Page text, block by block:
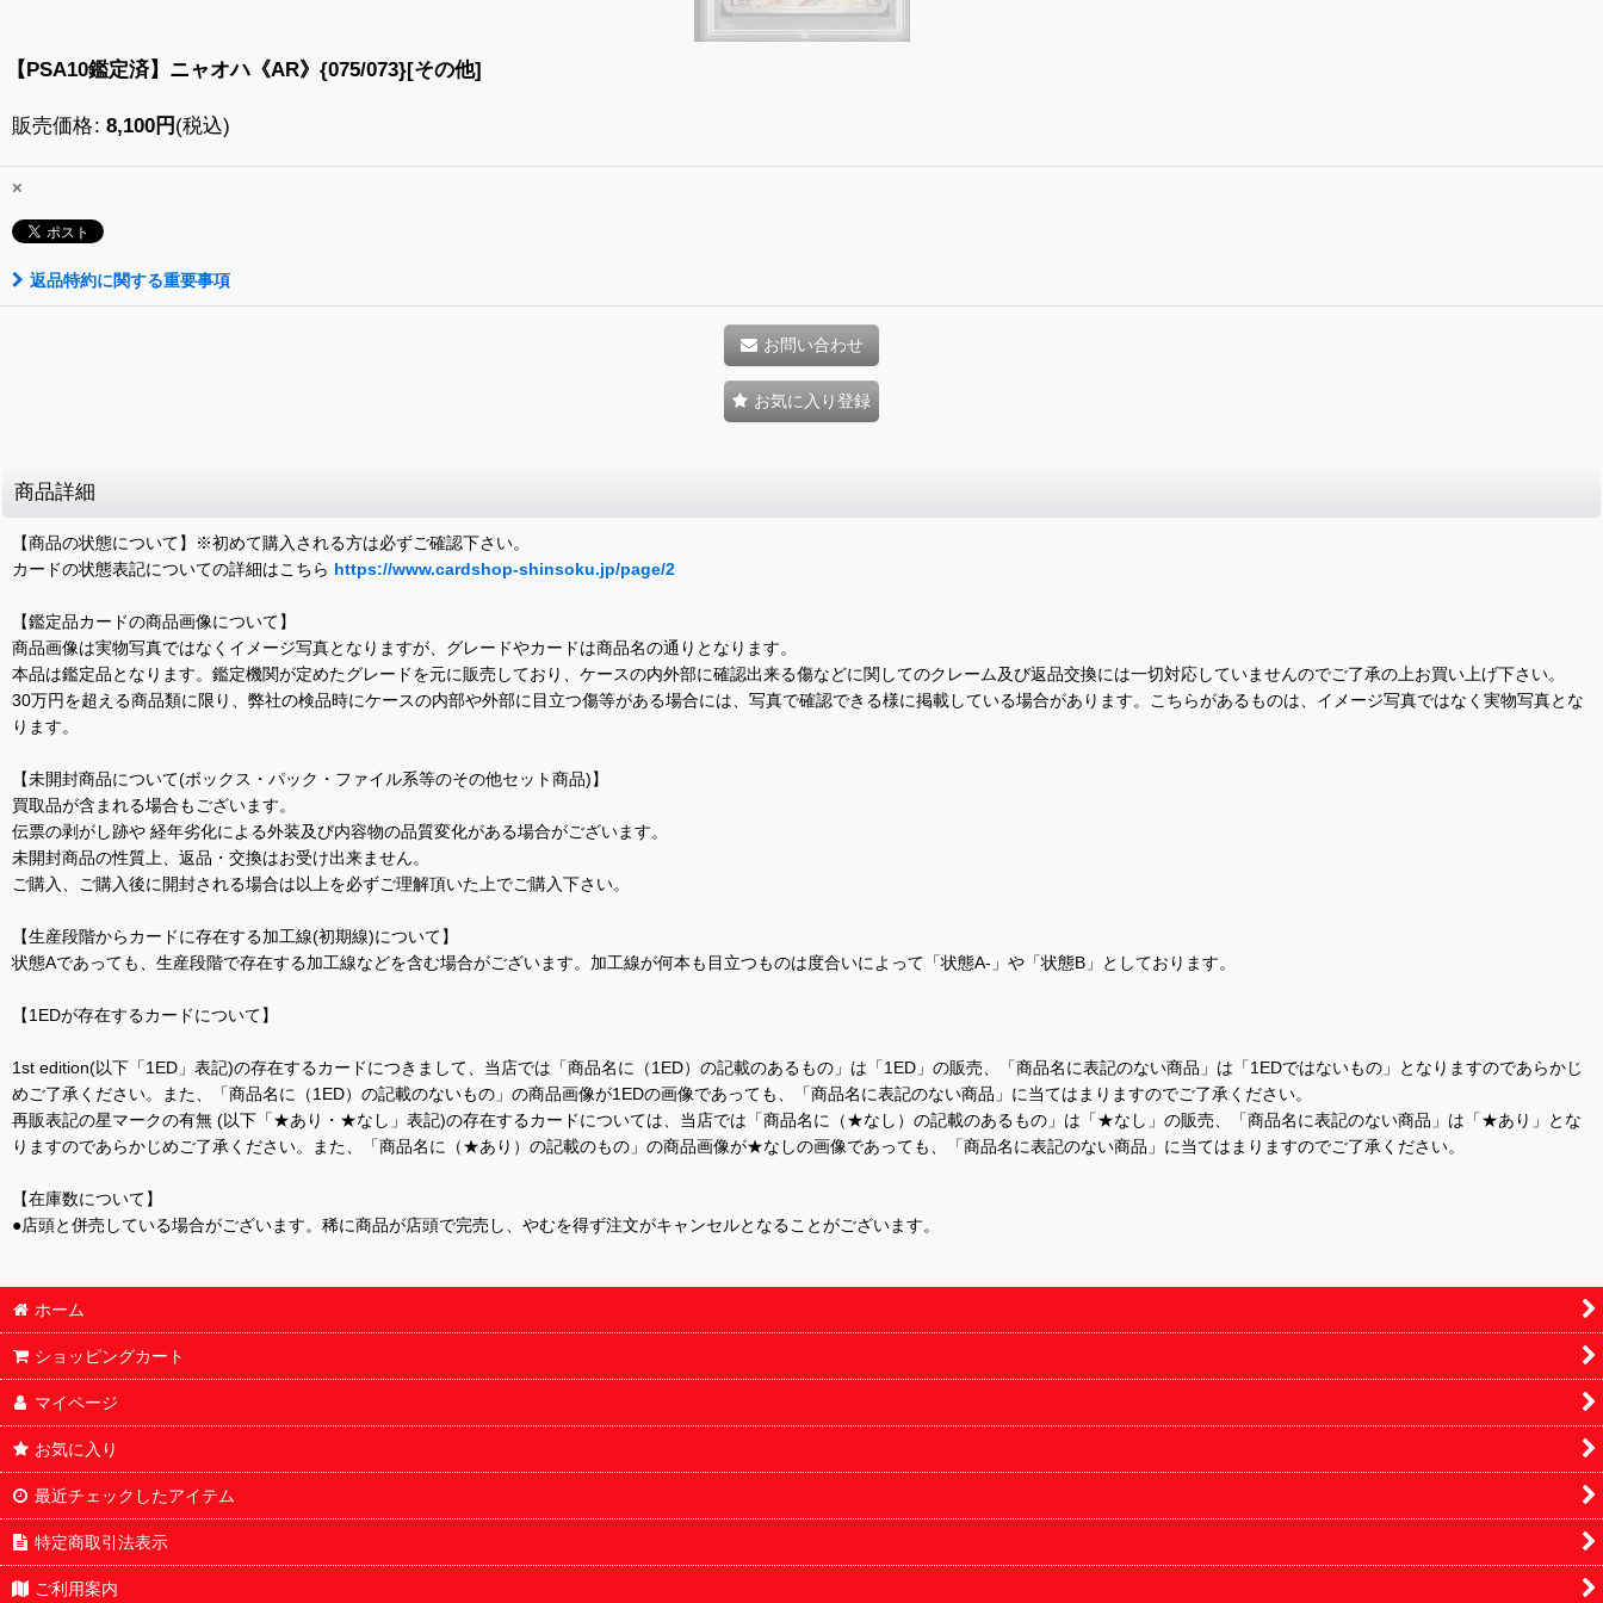
【PSA10鑑定済】ニャオハ《AR》{075/073}[その他]
販売価格: 8,100円 (税込)
×
返品特約に関する重要事項
お問い合わせ
お気に入り登録
商品詳細
【商品の状態について】※初めて購入される方は必ずご確認下さい。
カードの状態表記についての詳細はこちら https://www.cardshop-shinsoku.jp/page/2
【鑑定品カードの商品画像について】
商品画像は実物写真ではなくイメージ写真となりますが、グレードやカードは商品名の通りとなります。
本品は鑑定品となります。鑑定機関が定めたグレードを元に販売しており、ケースの内外部に確認出来る傷などに関してのクレーム及び返品交換には一切対応していませんのでご了承の上お買い上げ下さい。
30万円を超える商品類に限り、弊社の検品時にケースの内部や外部に目立つ傷等がある場合には、写真で確認できる様に掲載している場合があります。こちらがあるものは、イメージ写真ではなく実物写真とな
ります。
【未開封商品について(ボックス・パック・ファイル系等のその他セット商品)】
買取品が含まれる場合もございます。
伝票の剥がし跡や 経年劣化による外装及び内容物の品質変化がある場合がございます。
未開封商品の性質上、返品・交換はお受け出来ません。
ご購入、ご購入後に開封される場合は以上を必ずご理解頂いた上でご購入下さい。
【生産段階からカードに存在する加工線(初期線)について】
状態Aであっても、生産段階で存在する加工線などを含む場合がございます。加工線が何本も目立つものは度合いによって「状態A-」や「状態B」としております。
【1EDが存在するカードについて】
1st edition(以下「1ED」表記)の存在するカードにつきまして、当店では「商品名に（1ED）の記載のあるもの」は「1ED」の販売、「商品名に表記のない商品」は「1EDではないもの」となりますのであらかじ
めご了承ください。また、「商品名に（1ED）の記載のないもの」の商品画像が1EDの画像であっても、「商品名に表記のない商品」に当てはまりますのでご了承ください。
再販表記の星マークの有無 (以下「★あり・★なし」表記)の存在するカードについては、当店では「商品名に（★なし）の記載のあるもの」は「★なし」の販売、「商品名に表記のない商品」は「★あり」とな
りますのであらかじめご了承ください。また、「商品名に（★あり）の記載のもの」の商品画像が★なしの画像であっても、「商品名に表記のない商品」に当てはまりますのでご了承ください。
【在庫数について】
●店頭と併売している場合がございます。稀に商品が店頭で完売し、やむを得ず注文がキャンセルとなることがございます。
ホーム
ショッピングカート
マイページ
お気に入り
最近チェックしたアイテム
特定商取引法表示
ご利用案内